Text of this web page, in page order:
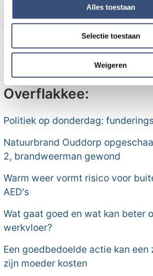
en om ons websiteverkeer te
informatie over uw gebruik van onze site
partners kunnen deze gegevens
informatie die u aan ze heeft verstrekt of
verzameld op basis van uw gebruik van
Alles toestaan
Selectie toestaan
Weigeren
Meer informatie
Wil je meer informatie? Kijk op
of volg ons op Twitter.
Meer nieuws van
Overflakkee:
Politiek op donderdag:
Natuurbrand Ouddorp
2, brandweerman gewond
Warm weer vormt risico voor
AED's
Wat gaat goed en wat kan beter
werkvloer?
Een goedbedoelde actie kan een
zijn moeder kosten